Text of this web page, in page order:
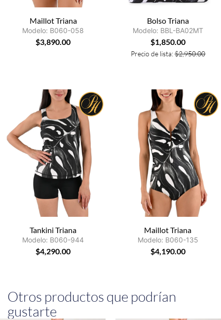
Maillot Triana
Modelo: B060-058
$3,890.00
Bolso Triana
Modelo: BBL-BA02MT
$1,850.00
Precio de lista:$2,950.00
Tankini Triana
Modelo: B060-944
$4,290.00
Maillot Triana
Modelo: B060-135
$4,190.00
Otros productos que podrían
gustarte